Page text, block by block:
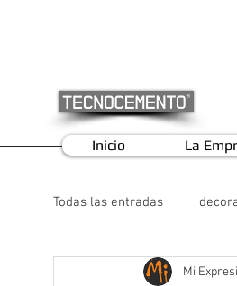
Inicio La
Todas las entradas
Mi